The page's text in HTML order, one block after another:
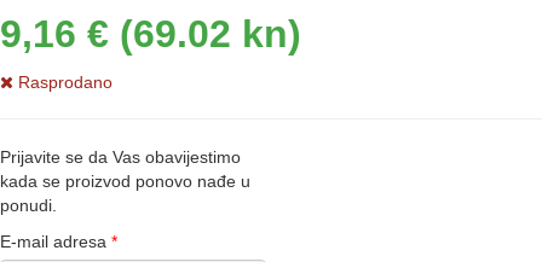
9,16 € (69.02 kn)
Rasprodano
Prijavite se da Vas obavijestimo
kada se proizvod ponovo nađe u
ponudi.
E-mail adresa *